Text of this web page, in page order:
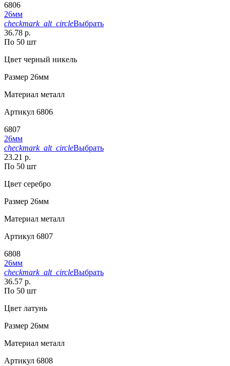
6806
26мм
checkmark_alt_circleВыбрать
36.78 р.
По 50 шт
Цвет черный никель
Размер 26мм
Материал металл
Артикул 6806
6807
26мм
checkmark_alt_circleВыбрать
23.21 р.
По 50 шт
Цвет серебро
Размер 26мм
Материал металл
Артикул 6807
6808
26мм
checkmark_alt_circleВыбрать
36.57 р.
По 50 шт
Цвет латунь
Размер 26мм
Материал металл
Артикул 6808